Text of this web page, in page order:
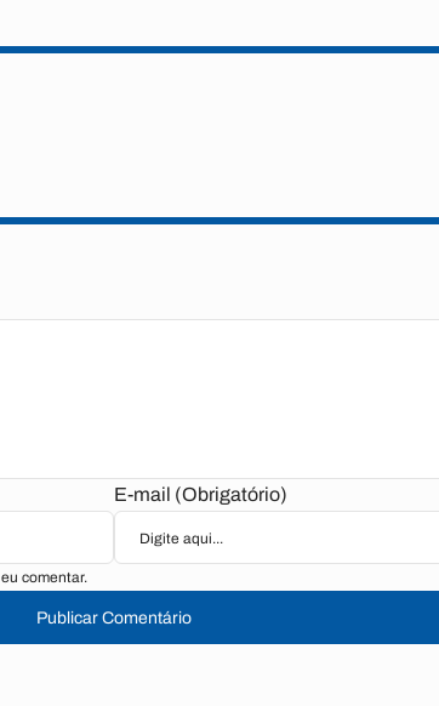
E-mail (Obrigatório)
comentar.
Publicar Comentário